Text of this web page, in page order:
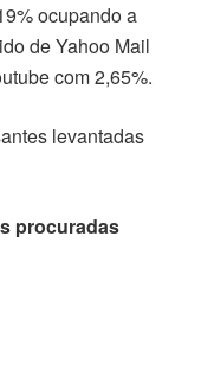
ocupando a
de Yahoo Mail
com 2,65%.
levantadas
procuradas